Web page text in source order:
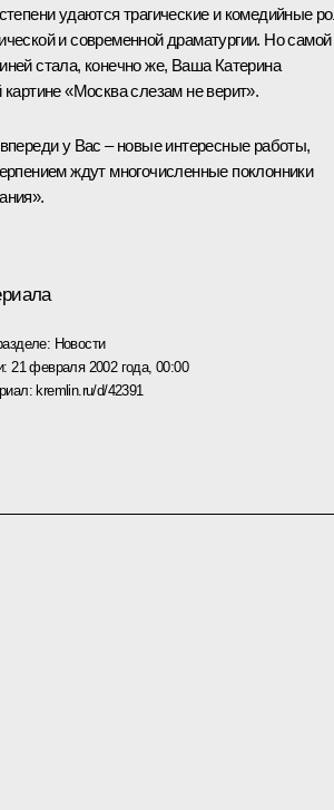
удаются трагические и комедийные
и современной драматургии. Но самой
стала, конечно же, Ваша Катерина
картине «Москва слезам не верит».
у Вас – новые интересные работы,
ждут многочисленные поклонники
Новости
21 февраля 2002 года, 00:00
kremlin.ru/d/42391